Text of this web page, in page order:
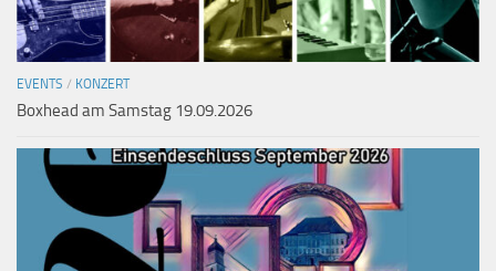
EVENTS / KONZERT
Boxhead am Samstag 19.09.2026